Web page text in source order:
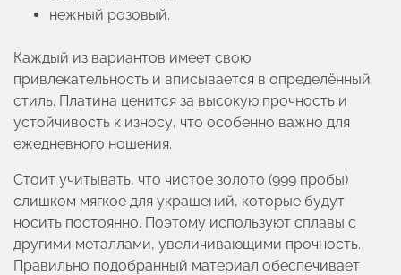
нежный розовый.
Каждый из вариантов имеет свою
привлекательность и вписывается в определённый
стиль. Платина ценится за высокую прочность и
устойчивость к износу, что особенно важно для
ежедневного ношения.
Стоит учитывать, что чистое золото (999 пробы)
слишком мягкое для украшений, которые будут
носить постоянно. Поэтому используют сплавы с
другими металлами, увеличивающими прочность.
Правильно подобранный материал обеспечивает